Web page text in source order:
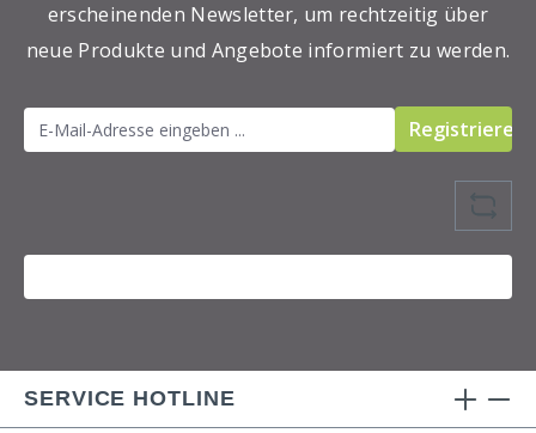
erscheinenden Newsletter, um rechtzeitig über
neue Produkte und Angebote informiert zu werden.
Registrieren
SERVICE HOTLINE